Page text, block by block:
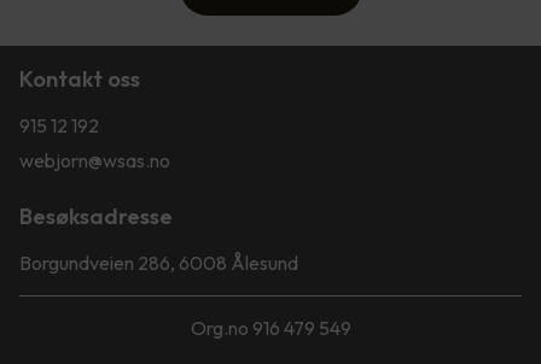
Kontakt oss
915 12 192
webjorn@wsas.no
Besøksadresse
Borgundveien 286, 6008 Ålesund
Org.no 916 479 549